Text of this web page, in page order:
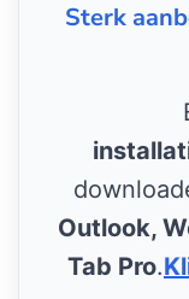
Sterk
Outlook,
Tab Pro.